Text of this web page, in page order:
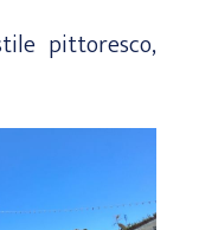
pittoresco,